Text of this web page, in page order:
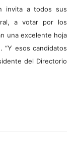
invita a todos sus
a votar por los
una excelente hoja
“Y esos candidatos
del Directorio